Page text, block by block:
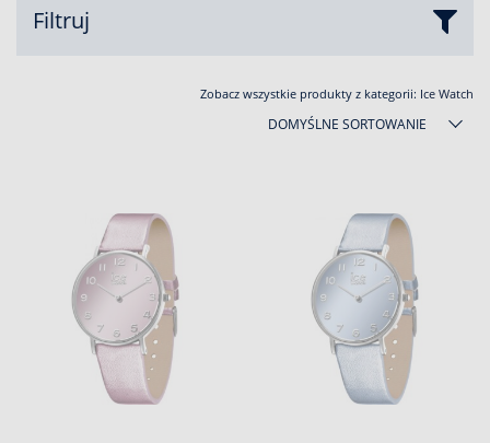
Filtruj
Zobacz wszystkie produkty z kategorii: Ice Watch
DOMYŚLNE SORTOWANIE